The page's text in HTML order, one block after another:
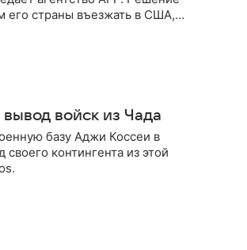
его страны въезжать в США, о
войск из Чада
базу Аджи Коссеи в
контингента из этой